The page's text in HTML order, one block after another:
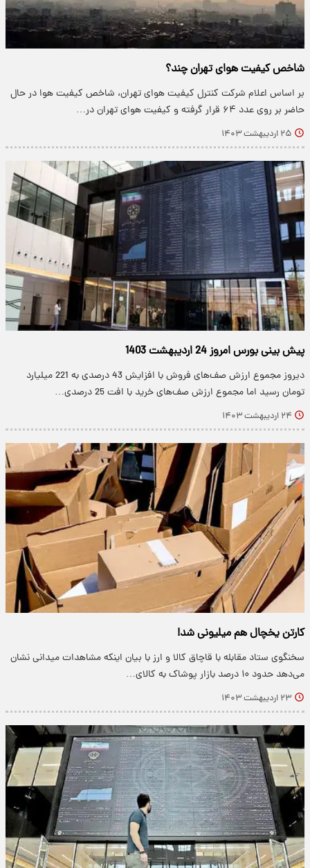
شاخص کیفیت هوای تهران چند؟
بر اساس اعلام شرکت کنترل کیفیت هوای تهران، شاخص کیفیت هوا در حال
حاضر بر روی عدد ۶۴ قرار گرفته و کیفیت هوای تهران در…
۲۵ اردیبهشت ۱۴۰۳
پیش بینی بورس امروز 24 اردیبهشت 1403
دیروز مجموع ارزش صف‌های فروش با افزایش 43 درصدی به 221 میلیارد
تومان رسید اما مجموع ارزش صف‌های خرید با افت 25 درصدی…
۲۴ اردیبهشت ۱۴۰۳
کارتن یخچال هم میلیونی شد!
سخنگوی ستاد مقابله با قاچاق کالا و ارز با بیان اینکه مشاهدات میدانی نشان
می‌دهد حدود ۱۰ درصد بازار پوشاک به کالای…
۲۳ اردیبهشت ۱۴۰۳